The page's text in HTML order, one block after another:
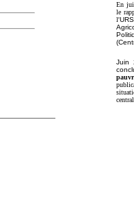
En
le
l'
Juin